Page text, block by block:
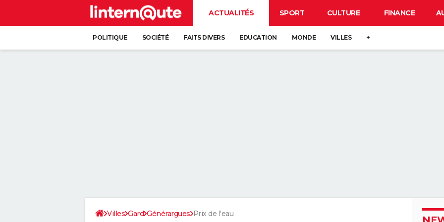
ACTUALITÉS SPORT CULTURE FINANCE
POLITIQUE SOCIÉTÉ FAITS DIVERS EDUCATION MONDE VILLES +
Villes Gard Générargues Prix de l'eau